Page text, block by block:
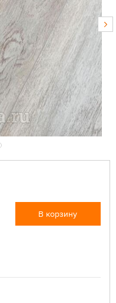
В корзину